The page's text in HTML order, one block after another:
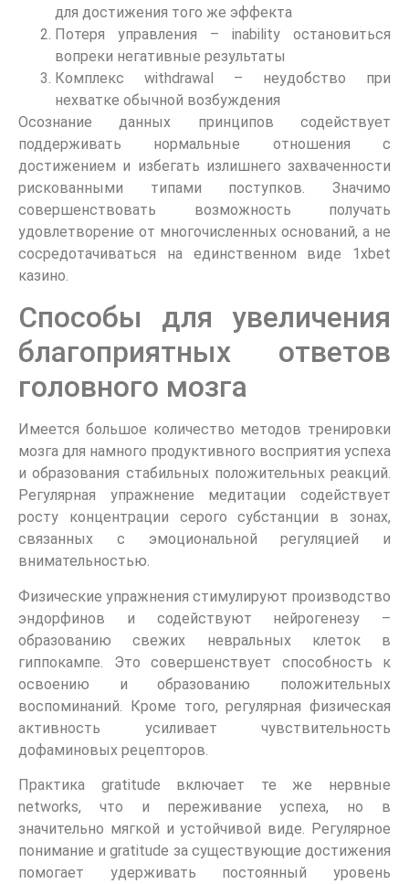
для достижения того же эффекта
Потеря управления – inability остановиться
вопреки негативные результаты
Комплекс withdrawal – неудобство при
нехватке обычной возбуждения
Осознание данных принципов содействует
поддерживать нормальные отношения с
достижением и избегать излишнего захваченности
рискованными типами поступков. Значимо
совершенствовать возможность получать
удовлетворение от многочисленных оснований, а не
сосредотачиваться на единственном виде 1xbet
казино.
Способы для увеличения
благоприятных ответов
головного мозга
Имеется большое количество методов тренировки
мозга для намного продуктивного восприятия успеха
и образования стабильных положительных реакций.
Регулярная упражнение медитации содействует
росту концентрации серого субстанции в зонах,
связанных с эмоциональной регуляцией и
внимательностью.
Физические упражнения стимулируют производство
эндорфинов и содействуют нейрогенезу –
образованию свежих невральных клеток в
гиппокампе. Это совершенствует способность к
освоению и образованию положительных
воспоминаний. Кроме того, регулярная физическая
активность усиливает чувствительность
дофаминовых рецепторов.
Практика gratitude включает те же нервные
networks, что и переживание успеха, но в
значительно мягкой и устойчивой виде. Регулярное
понимание и gratitude за существующие достижения
помогает удерживать постоянный уровень